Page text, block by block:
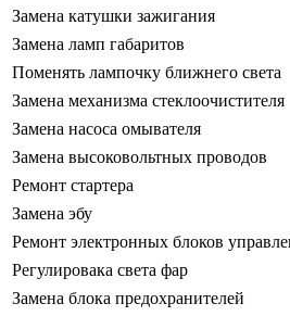
Замена катушки зажигания
Замена ламп габаритов
Поменять лампочку ближнего света
Замена механизма стеклоочистителя
Замена насоса омывателя
Замена высоковольтных проводов
Ремонт стартера
Замена эбу
Ремонт электронных блоков
Регулировака света фар
Замена блока предохранителей